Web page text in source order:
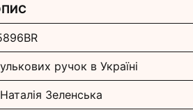
ручок в Україні
Зеленська